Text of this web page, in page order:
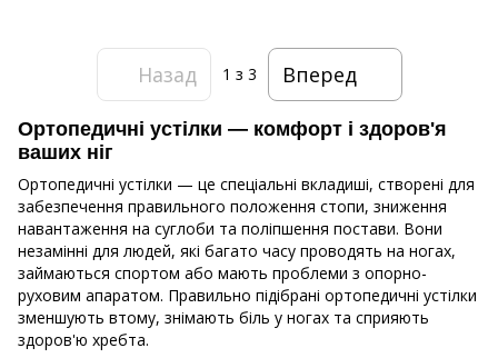
Назад 1 з 3 Вперед
Ортопедичні устілки — комфорт і здоров'я
ваших ніг
Ортопедичні устілки — це спеціальні вкладиші, створені для
забезпечення правильного положення стопи, зниження
навантаження на суглоби та поліпшення постави. Вони
незамінні для людей, які багато часу проводять на ногах,
займаються спортом або мають проблеми з опорно-
руховим апаратом. Правильно підібрані ортопедичні устілки
зменшують втому, знімають біль у ногах та сприяють
здоров'ю хребта.